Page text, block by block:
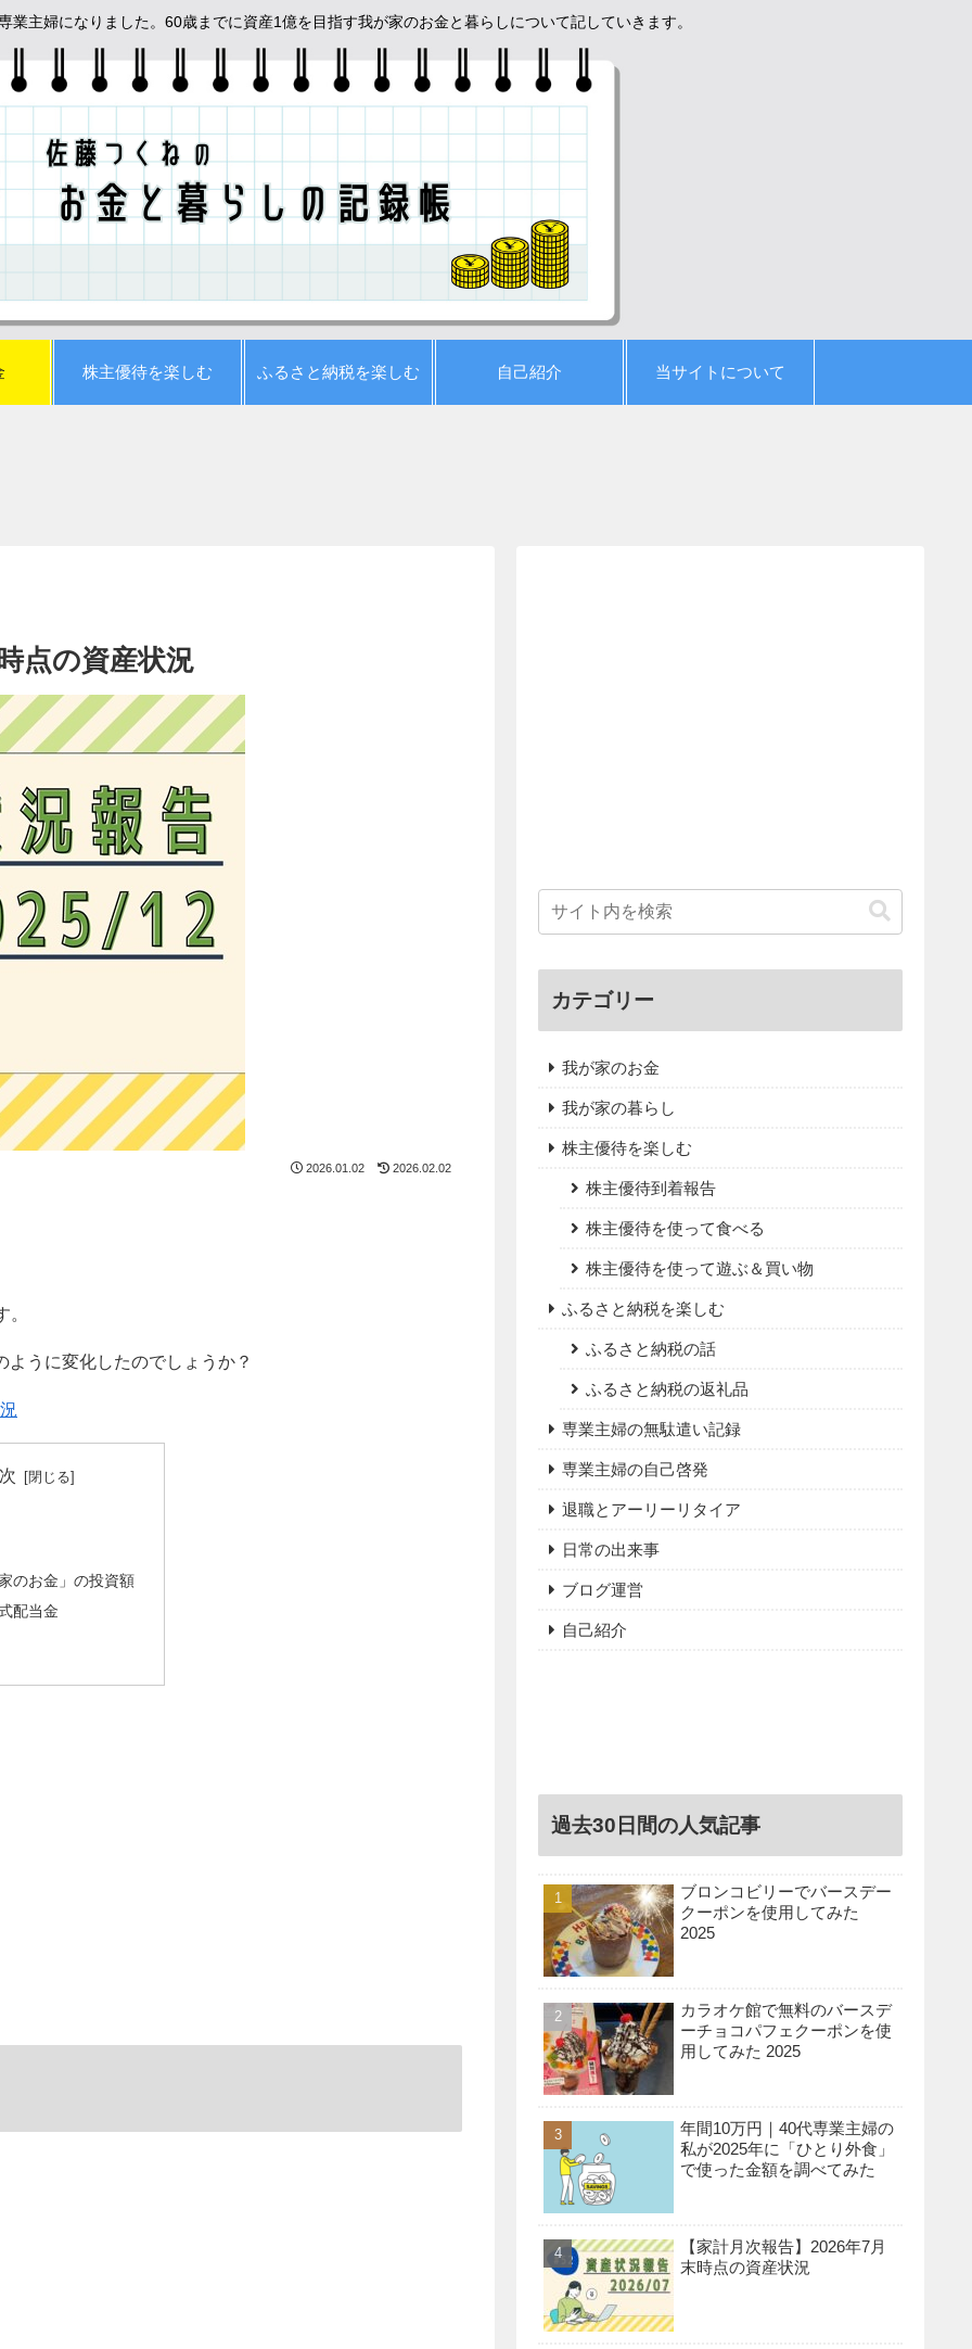
業主婦になりました。60歳までに資産1億を目指す我が家のお金と暮らしについて記していきます。
株主優待を楽しむ ふるさと納税を楽しむ 自己紹介 当サイトについて
点の資産状況
2026.01.02 2026.02.02
うに変化したのでしょうか？
のお金」の投資額
配当金
カテゴリー
我が家のお金
我が家の暮らし
株主優待を楽しむ
株主優待到着報告
株主優待を使って食べる
株主優待を使って遊ぶ＆買い物
ふるさと納税を楽しむ
ふるさと納税の話
ふるさと納税の返礼品
専業主婦の無駄遣い記録
専業主婦の自己啓発
退職とアーリーリタイア
日常の出来事
ブログ運営
自己紹介
過去30日間の人気記事
ブロンコビリーでバースデー
クーポンを使用してみた
2025
カラオケ館で無料のバースデ
ーチョコパフェクーポンを使
用してみた 2025
年間10万円｜40代専業主婦の
私が2025年に「ひとり外食」
で使った金額を調べてみた
【家計月次報告】2026年7月
末時点の資産状況